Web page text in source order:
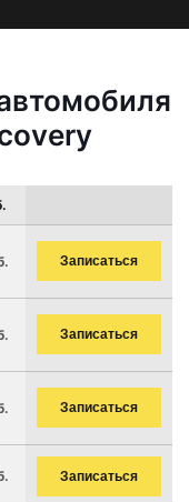
Записаться
Записаться
Записаться
Записаться